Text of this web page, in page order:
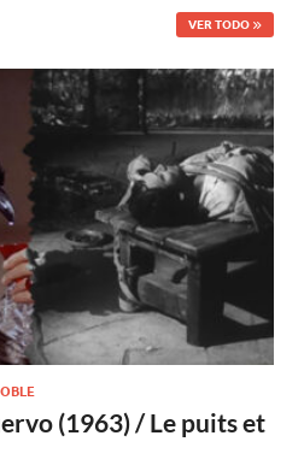
VER TODO
(1963) / Le puits et